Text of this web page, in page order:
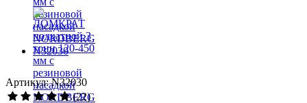
Артикул: N32030
(22)